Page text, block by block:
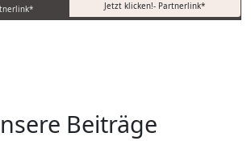
Jetzt klicken!- Partnerlink*
Beiträge